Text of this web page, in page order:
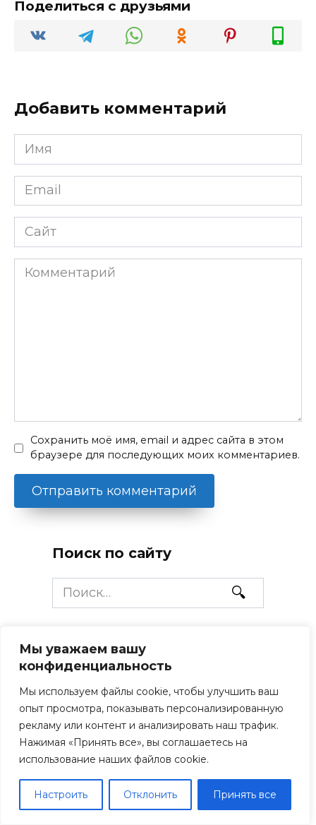
Мы уважаем вашу
конфиденциальность
Мы используем файлы cookie, чтобы улучшить ваш
опыт просмотра, показывать персонализированную
рекламу или контент и анализировать наш трафик.
Нажимая «Принять все», вы соглашаетесь на
использование наших файлов cookie.
Настроить Отклонить Принять все
Поделиться с друзьями
Добавить комментарий
Имя
*
Email
*
Сайт
Комментарий
Сохранить моё имя, email и адрес сайта в этом
браузере для последующих моих комментариев.
Поиск по сайту
Search
for:
Сайты, которые помогают
нам путешествовать:
дешёвые авиабилеты:
aviasales иtrip
отели без предоплаты:
отели с оплатой
российскими картами: